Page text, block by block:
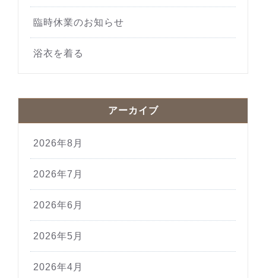
臨時休業のお知らせ
浴衣を着る
アーカイブ
2026年8月
2026年7月
2026年6月
2026年5月
2026年4月